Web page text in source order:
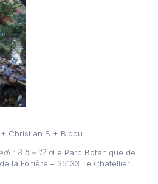
Christian B + Bidou
: 8 h – 17 hLe Parc Botanique de
la Foltière – 35133 Le Chatellier